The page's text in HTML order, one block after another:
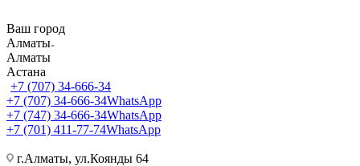
Ваш город
Алматы
Алматы
Астана
+7 (707) 34-666-34
+7 (707) 34-666-34WhatsApp
+7 (747) 34-666-34WhatsApp
+7 (701) 411-77-74WhatsApp
г.Алматы, ул.Коянды 64